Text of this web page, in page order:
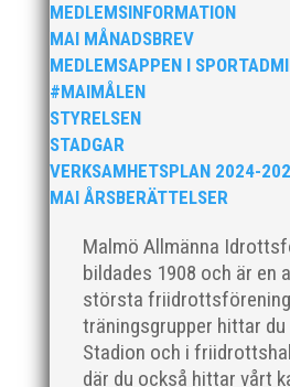
MEDLEMSINFORMATION
MAI MÅNADSBREV
MEDLEMSAPPEN I
#MAIMÅLEN
STYRELSEN
STADGAR
VERKSAMHETSPLAN 2024-
MAI ÅRSBERÄTTELSER
Malmö Allmänna
bildades 1908 och är en
största
träningsgrupper hittar du
Stadion och i
där du också hittar vårt
MAI hälsar välkommen till
Atleticum, Malmö, 10-11
För mer info och anmälan, klicka
Bild 2, från vänster: Johan
Daniel Johansson, Yvonne
motionsgrupp MAI RUNNERS
Kalkbrottsloppets damklass.
Maria Wedgeworth knep
blev Lisa Malmodin. Lisa sprang